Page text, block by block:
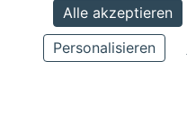
Alle akzeptieren
Personalisieren